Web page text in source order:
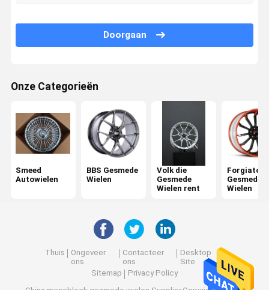
Porsche Gesmede Wielen
Lexani Gesmede Wielen
Rotiform Gesmede Wielen
Ferrari Gesmede Wielen
monoblock gesmede wielen
Doorgaan
Onze Categorieën
Smeed
Autowielen
BBS Gesmede
Wielen
Volk die
Gesmede
Wielen rent
Forgiato
Gesmede
Wielen
Thuis
Ongeveer
ons
Contacteer
ons
Desktop
Site
Sitemap
Privacy Policy